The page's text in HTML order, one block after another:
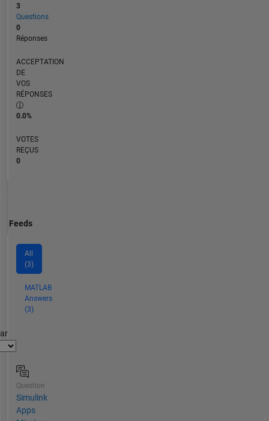
3
Questions
0
Réponses
ACCEPTATION
DE
VOS
RÉPONSES
0.0%
VOTES
REÇUS
0
Feeds
All
(3)
MATLAB
Answers
(3)
Question
Simulink
Apps